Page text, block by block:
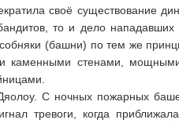
своё существование
то и дело
(башни) по тем же
каменными стенами,
С ночных пожарных
тревоги, когда